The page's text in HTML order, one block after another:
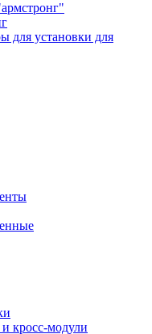
для установки для
кросс-модули